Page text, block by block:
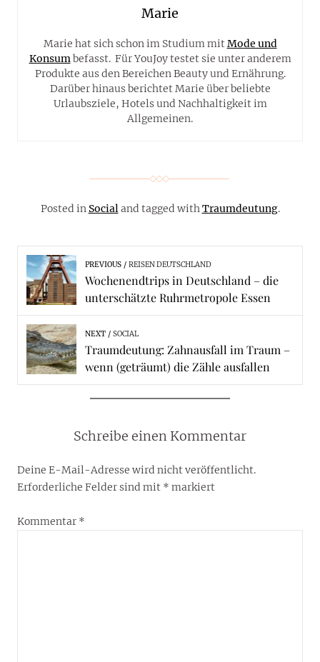
Marie
Marie hat sich schon im Studium mitMode und
Konsumbefasst. Für YouJoy testet sie unter anderem
Produkte aus den Bereichen Beauty und Ernährung.
Darüber hinaus berichtet Marie über beliebte
Urlaubsziele, Hotels und Nachhaltigkeit im
Allgemeinen.
Posted in Socialand tagged withTraumdeutung.
PREVIOUS REISEN DEUTSCHLAND
Wochenendtrips in Deutschland – die
unterschätzte Ruhrmetropole Essen
NEXT SOCIAL
Traumdeutung: Zahnausfall im Traum –
wenn (geträumt) die Zähle ausfallen
Schreibe einen Kommentar
Deine E-Mail-Adresse wird nicht veröffentlicht.
Erforderliche Felder sind mit * markiert
Kommentar *